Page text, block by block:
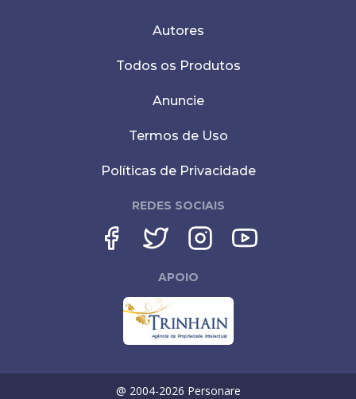
Autores
Todos os Produtos
Anuncie
Termos de Uso
Políticas de Privacidade
REDES SOCIAIS
APOIO
@ 2004-2026 Personare